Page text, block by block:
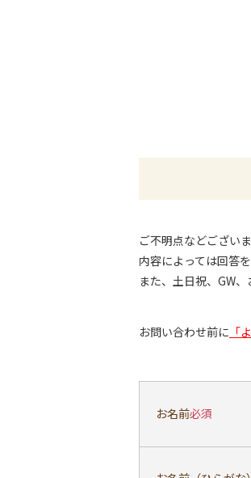
ご不明点などござい
内容によっては回答
また、土日祝、GW
お問い合わせ前に 「
お名前必須